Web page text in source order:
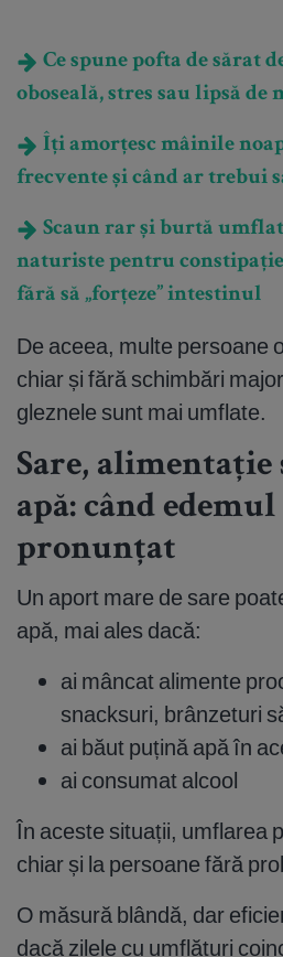
Ce spune pofta de sărat
oboseală, stres sau lipsă de
Îți amorțesc mâinile
frecvente și când ar trebui
Scaun rar și burtă
naturiste pentru
fără să „forțeze” intestinul
De aceea, multe persoane
chiar și fără schimbări
gleznele sunt mai umflate.
Sare, alimentație
apă: când
pronunțat
Un aport mare de sare
apă, mai ales dacă:
ai mâncat alimente
snacksuri, brânzeturi
ai băut puțină apă în
ai consumat alcool
În aceste situații, umflarea
chiar și la persoane fără
O măsură blândă, dar
dacă zilele cu umflături